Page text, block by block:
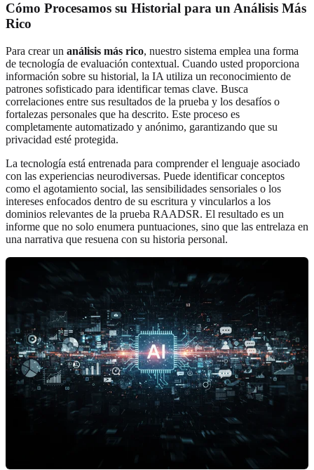
Cómo Procesamos su Historial para un Análisis Más
Rico
Para crear un análisis más rico, nuestro sistema emplea una forma
de tecnología de evaluación contextual. Cuando usted proporciona
información sobre su historial, la IA utiliza un reconocimiento de
patrones sofisticado para identificar temas clave. Busca
correlaciones entre sus resultados de la prueba y los desafíos o
fortalezas personales que ha descrito. Este proceso es
completamente automatizado y anónimo, garantizando que su
privacidad esté protegida.
La tecnología está entrenada para comprender el lenguaje asociado
con las experiencias neurodiversas. Puede identificar conceptos
como el agotamiento social, las sensibilidades sensoriales o los
intereses enfocados dentro de su escritura y vincularlos a los
dominios relevantes de la prueba RAADSR. El resultado es un
informe que no solo enumera puntuaciones, sino que las entrelaza en
una narrativa que resuena con su historia personal.